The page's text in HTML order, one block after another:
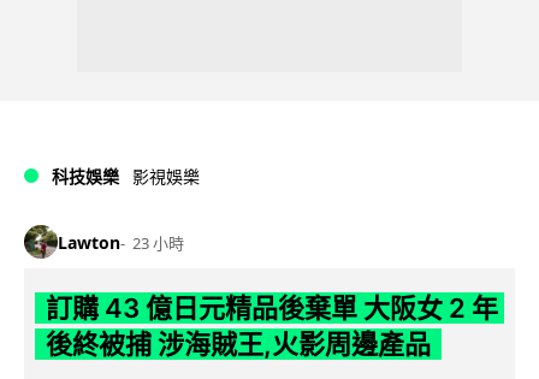
科技娛樂 影視娛樂
Lawton 23 小時
訂購 43 億日元精品後棄單 大阪女 2 年
後終被捕 涉海賊王,火影周邊產品